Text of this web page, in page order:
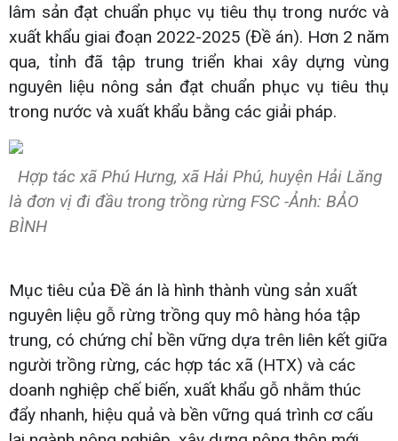
lâm sản đạt chuẩn phục vụ tiêu thụ trong nước và
xuất khẩu giai đoạn 2022-2025 (Đề án). Hơn 2 năm
qua, tỉnh đã tập trung triển khai xây dựng vùng
nguyên liệu nông sản đạt chuẩn phục vụ tiêu thụ
trong nước và xuất khẩu bằng các giải pháp.
Hợp tác xã Phú Hưng, xã Hải Phú, huyện Hải Lăng
là đơn vị đi đầu trong trồng rừng FSC -Ảnh: BẢO
BÌNH
Mục tiêu của Đề án là hình thành vùng sản xuất
nguyên liệu gỗ rừng trồng quy mô hàng hóa tập
trung, có chứng chỉ bền vững dựa trên liên kết giữa
người trồng rừng, các hợp tác xã (HTX) và các
doanh nghiệp chế biến, xuất khẩu gỗ nhằm thúc
đẩy nhanh, hiệu quả và bền vững quá trình cơ cấu